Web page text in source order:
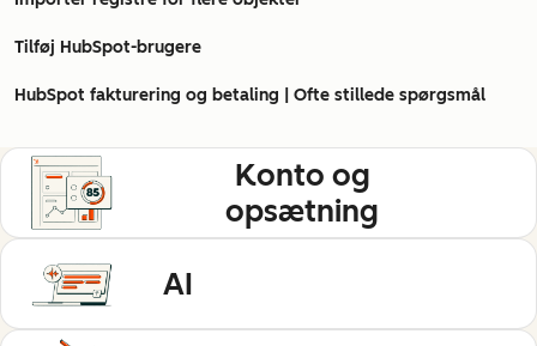
Tilføj HubSpot-brugere
HubSpot fakturering og betaling | Ofte stillede spørgsmål
Konto og
opsætning
AI